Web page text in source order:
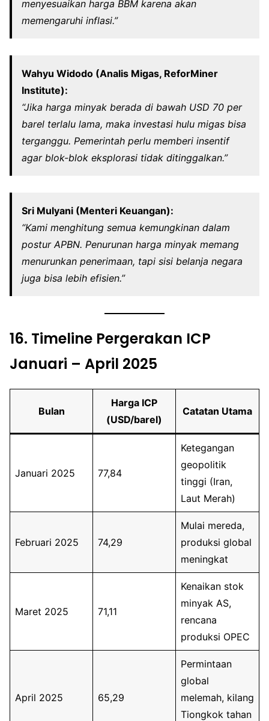
menyesuaikan harga BBM karena akan
memengaruhi inflasi.”
Wahyu Widodo (Analis Migas, ReforMiner
Institute):
“Jika harga minyak berada di bawah USD 70 per
barel terlalu lama, maka investasi hulu migas bisa
terganggu. Pemerintah perlu memberi insentif
agar blok-blok eksplorasi tidak ditinggalkan.”
Sri Mulyani (Menteri Keuangan):
“Kami menghitung semua kemungkinan dalam
postur APBN. Penurunan harga minyak memang
menurunkan penerimaan, tapi sisi belanja negara
juga bisa lebih efisien.”
16. Timeline Pergerakan ICP
Januari – April 2025
Bulan
Harga ICP
(USD/barel)
Catatan Utama
Januari 2025 77,84
Ketegangan
geopolitik
tinggi (Iran,
Laut Merah)
Februari 2025 74,29
Mulai mereda,
produksi global
meningkat
Maret 2025 71,11
Kenaikan stok
minyak AS,
rencana
produksi OPEC
April 2025 65,29
Permintaan
global
melemah, kilang
Tiongkok tahan